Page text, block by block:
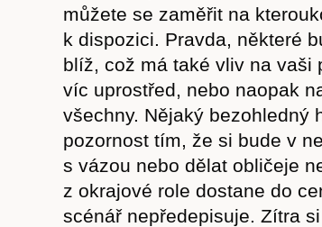
Obchod
můžete se zaměřit na
k dispozici. Pravda, některé
blíž, což má také vliv na vaši
víc uprostřed, nebo naopak
všechny. Nějaký bezohledný
pozornost tím, že si bude v
s vázou nebo dělat obličeje
z okrajové role dostane do
scénář nepředepisuje. Zítra